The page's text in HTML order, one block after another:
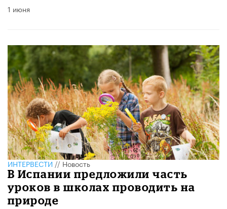
1 июня
ИНТЕРВЕСТИ//Новость
В Испании предложили часть
уроков в школах проводить на
природе